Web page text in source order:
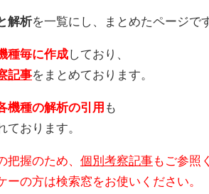
解析を一覧にし、まとめたページで
種毎に作成しており、
記事をまとめております。
機種の解析の引用 も
おります。
握のため、 個別考察記事もご参照
の方は検索窓をお使いください。